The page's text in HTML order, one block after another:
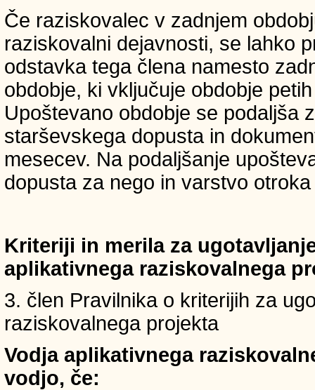
Če raziskovalec v zadnjem
raziskovalni dejavnosti, se lahko
odstavka tega člena namesto
obdobje, ki vključuje obdobje
Upoštevano obdobje se podaljša
starševskega dopusta in
mesecev. Na podaljšanje
dopusta za nego in varstvo
Kriteriji in merila za
aplikativnega raziskovalnega
3. člen Pravilnika o kriterijih za
raziskovalnega projekta
Vodja aplikativnega
vodjo, če: